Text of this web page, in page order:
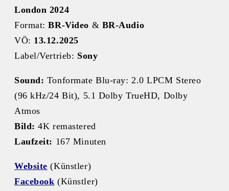
London 2024
Format:BR-Video & BR-Audio
VÖ: 13.12.2025
Label/Vertrieb: Sony
Sound: Tonformate Blu-ray: 2.0 LPCM Stereo
(96 kHz/24 Bit), 5.1 Dolby TrueHD, Dolby
Atmos
Bild: 4K remastered
Laufzeit: 167 Minuten
Website (Künstler)
Facebook (Künstler)